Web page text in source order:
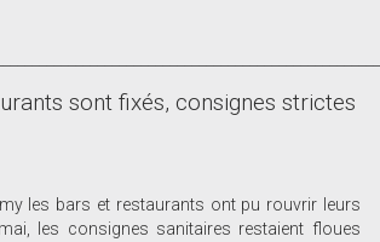
sont fixés, consignes strictes
les bars et restaurants ont pu rouvrir leurs
les consignes sanitaires restaient floues